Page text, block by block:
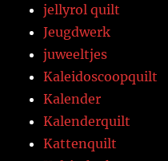
jellyrol quilt
Jeugdwerk
juweeltjes
Kaleidoscoopquilt
Kalender
Kalenderquilt
Kattenquilt